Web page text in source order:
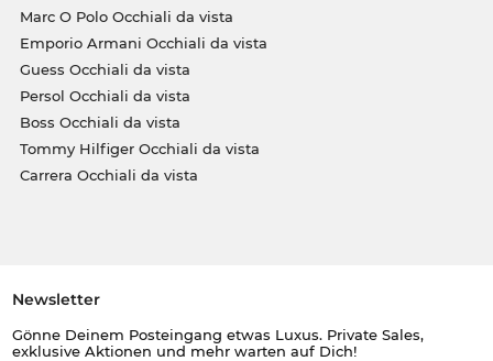
Marc O Polo Occhiali da vista
Emporio Armani Occhiali da vista
Guess Occhiali da vista
Persol Occhiali da vista
Boss Occhiali da vista
Tommy Hilfiger Occhiali da vista
Carrera Occhiali da vista
Newsletter
Gönne Deinem Posteingang etwas Luxus. Private Sales,
exklusive Aktionen und mehr warten auf Dich!